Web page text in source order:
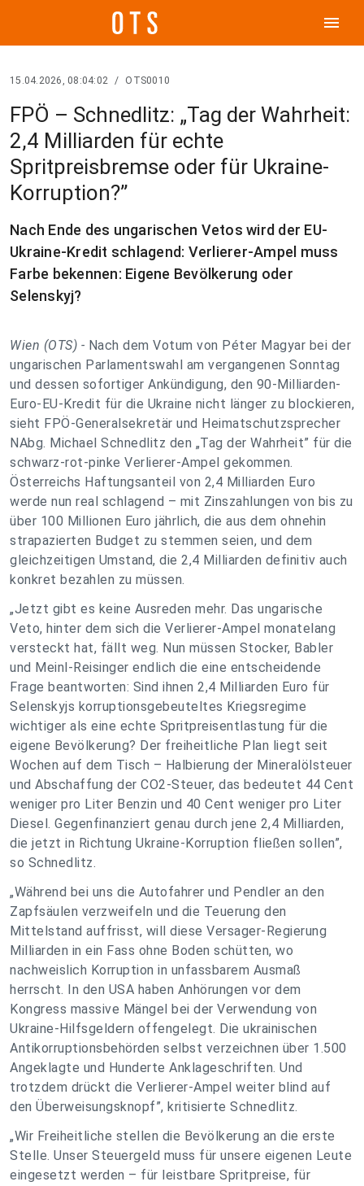
menu
15.04.2026, 08:04:02 / OTS0010
FPÖ – Schnedlitz: „Tag der Wahrheit:
2,4 Milliarden für echte
Spritpreisbremse oder für Ukraine-
Korruption?”
Nach Ende des ungarischen Vetos wird der EU-
Ukraine-Kredit schlagend: Verlierer-Ampel muss
Farbe bekennen: Eigene Bevölkerung oder
Selenskyj?
Wien (OTS) - Nach dem Votum von Péter Magyar bei der
ungarischen Parlamentswahl am vergangenen Sonntag
und dessen sofortiger Ankündigung, den 90-Milliarden-
Euro-EU-Kredit für die Ukraine nicht länger zu blockieren,
sieht FPÖ-Generalsekretär und Heimatschutzsprecher
NAbg. Michael Schnedlitz den „Tag der Wahrheit” für die
schwarz-rot-pinke Verlierer-Ampel gekommen.
Österreichs Haftungsanteil von 2,4 Milliarden Euro
werde nun real schlagend – mit Zinszahlungen von bis zu
über 100 Millionen Euro jährlich, die aus dem ohnehin
strapazierten Budget zu stemmen seien, und dem
gleichzeitigen Umstand, die 2,4 Milliarden definitiv auch
konkret bezahlen zu müssen.
„Jetzt gibt es keine Ausreden mehr. Das ungarische
Veto, hinter dem sich die Verlierer-Ampel monatelang
versteckt hat, fällt weg. Nun müssen Stocker, Babler
und Meinl-Reisinger endlich die eine entscheidende
Frage beantworten: Sind ihnen 2,4 Milliarden Euro für
Selenskyjs korruptionsgebeuteltes Kriegsregime
wichtiger als eine echte Spritpreisentlastung für die
eigene Bevölkerung? Der freiheitliche Plan liegt seit
Wochen auf dem Tisch – Halbierung der Mineralölsteuer
und Abschaffung der CO2-Steuer, das bedeutet 44 Cent
weniger pro Liter Benzin und 40 Cent weniger pro Liter
Diesel. Gegenfinanziert genau durch jene 2,4 Milliarden,
die jetzt in Richtung Ukraine-Korruption fließen sollen”,
so Schnedlitz.
„Während bei uns die Autofahrer und Pendler an den
Zapfsäulen verzweifeln und die Teuerung den
Mittelstand auffrisst, will diese Versager-Regierung
Milliarden in ein Fass ohne Boden schütten, wo
nachweislich Korruption in unfassbarem Ausmaß
herrscht. In den USA haben Anhörungen vor dem
Kongress massive Mängel bei der Verwendung von
Ukraine-Hilfsgeldern offengelegt. Die ukrainischen
Antikorruptionsbehörden selbst verzeichnen über 1.500
Angeklagte und Hunderte Anklageschriften. Und
trotzdem drückt die Verlierer-Ampel weiter blind auf
den Überweisungsknopf”, kritisierte Schnedlitz.
„Wir Freiheitliche stellen die Bevölkerung an die erste
Stelle. Unser Steuergeld muss für unsere eigenen Leute
eingesetzt werden – für leistbare Spritpreise, für